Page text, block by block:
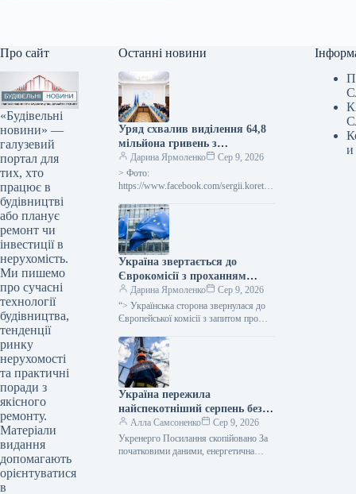
Про сайт
«Будівельні
новини» —
галузевий
портал для
тих, хто
працює в
будівництві
або планує
ремонт чи
інвестиції в
нерухомість.
Ми пишемо
про сучасні
технології
будівництва,
тенденції
ринку
нерухомості
та практичні
поради з
якісного
ремонту.
Матеріали
видання
допомагають
орієнтуватися
в
Останні новини
Уряд схвалив виділення 64,8
мільйона гривень з
державного бюджету для
відновлювальних робіт та
подолання наслідків війни.
Дарина Ярмоленко
Сер 9, 2026
> Фото:
https://www.facebook.com/sergii.koretsk
виділення коштів, запланованих у
державному бюджеті на 2026 рік для
фінансування регіональної політики,
з…
Україна звертається до
Єврокомісії з проханням
надати 220 мільйонів євро для
допомоги
сільськогосподарським
заблоковані порти.
Дарина Ярмоленко
Сер 9, 2026
“> Українська сторона звернулася до
Європейської комісії з запитом про
безповоротної фінансової допомоги.
Ця…
Україна пережила
найспекотніший серпень без
відключень електроенергії –
заявив Шмигаль.
Алла Самсоненко
Сер 9, 2026
Укренерго Посилання скопійовано За
початковими даними, енергетична
и